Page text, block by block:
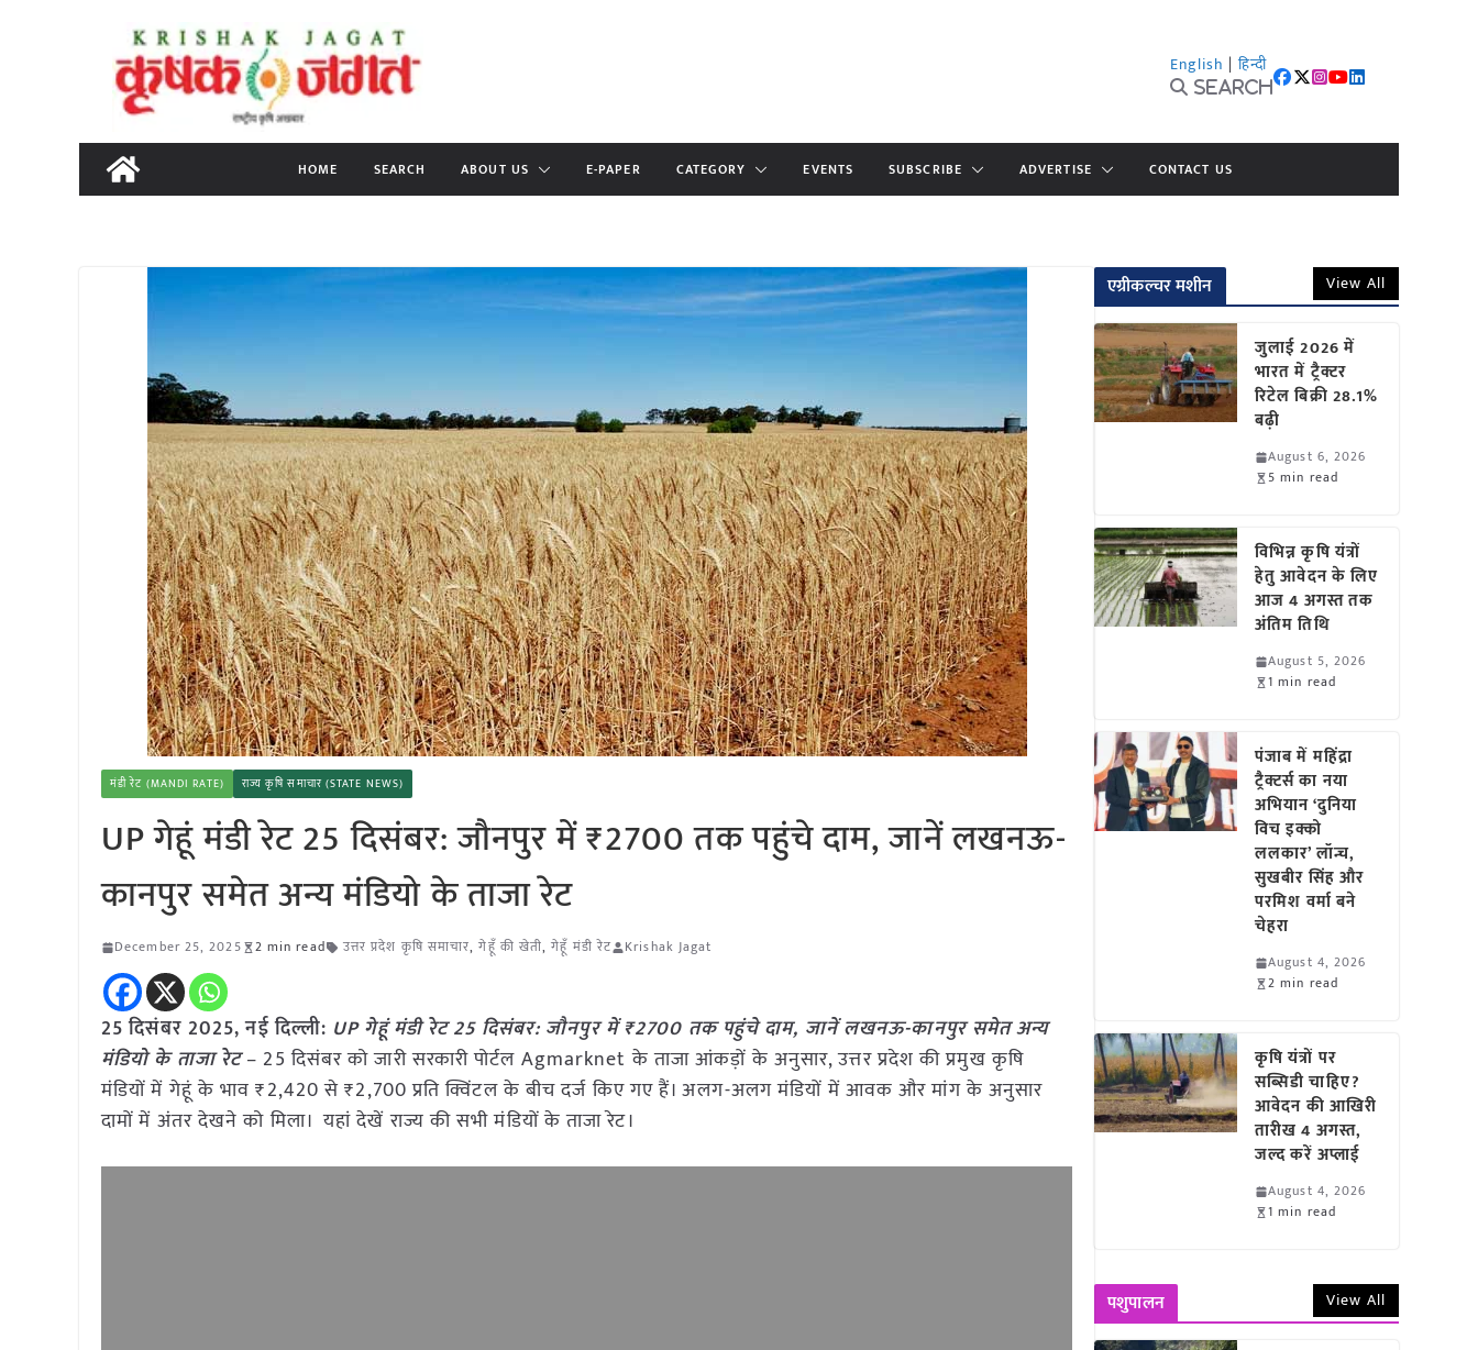
content
English | हिन्दी
Search
HOME SEARCH ABOUT US E-PAPER CATEGORY EVENTS SUBSCRIBE ADVERTISE CONTACT US
मंडी रेट (MANDI RATE) राज्य कृषि समाचार (STATE NEWS)
UP गेहूं मंडी रेट 25 दिसंबर: जौनपुर में ₹2700 तक पहुंचे दाम, जानें लखनऊ-
कानपुर समेत अन्य मंडियो के ताजा रेट
December 25, 2025 2 min read उत्तर प्रदेश कृषि समाचार,गेहूँ की खेती,गेहूँ मंडी रेट Krishak Jagat
25 दिसंबर 2025, नई दिल्ली: UP गेहूं मंडी रेट 25 दिसंबर: जौनपुर में ₹2700 तक पहुंचे दाम, जानें लखनऊ-कानपुर समेत अन्य
मंडियो के ताजा रेट– 25 दिसंबर को जारी सरकारी पोर्टल Agmarknet के ताजा आंकड़ों के अनुसार, उत्तर प्रदेश की प्रमुख कृषि
मंडियों में गेहूं के भाव ₹2,420 से ₹2,700 प्रति क्विंटल के बीच दर्ज किए गए हैं। अलग-अलग मंडियों में आवक और मांग के अनुसार
दामों में अंतर देखने को मिला। यहां देखें राज्य की सभी मंडियों के ताजा रेट।
एग्रीकल्चर मशीन View All
जुलाई 2026 में
भारत में ट्रैक्टर
रिटेल बिक्री 28.1%
बढ़ी
August 6, 2026
5 min read
विभिन्न कृषि यंत्रों
हेतु आवेदन के लिए
आज 4 अगस्त तक
अंतिम तिथि
August 5, 2026
1 min read
पंजाब में महिंद्रा
ट्रैक्टर्स का नया
अभियान ‘दुनिया
विच इक्को
ललकार’ लॉन्च,
सुखबीर सिंह और
परमिश वर्मा बने
चेहरा
August 4, 2026
2 min read
कृषि यंत्रों पर
सब्सिडी चाहिए?
आवेदन की आखिरी
तारीख 4 अगस्त,
जल्द करें अप्लाई
August 4, 2026
1 min read
पशुपालन View All